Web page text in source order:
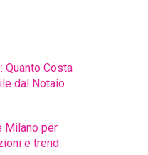
Quanto Costa
dal Notaio
Milano per
e trend